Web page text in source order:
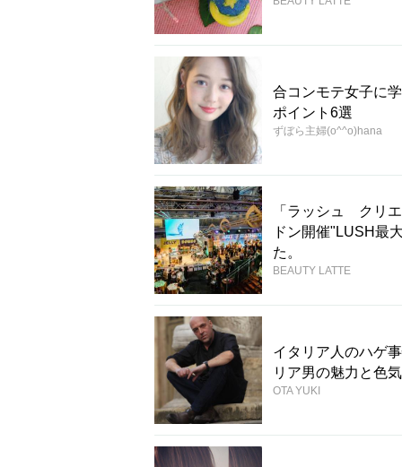
合コンモテ女子に
ポイント6選
ずぼら主婦(o^^o)hana
「ラッシュ クリ
ドン開催"LUSH最
た。
BEAUTY LATTE
イタリア人のハゲ
リア男の魅力と色
OTA YUKI